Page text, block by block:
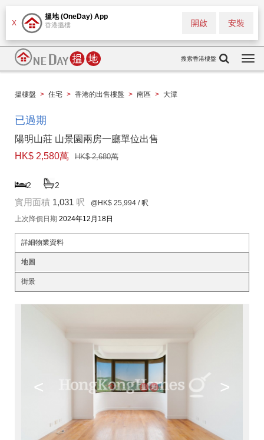
X
搵地 (OneDay) App
香港搵樓 安裝
開啟
搜索香港樓盤
搵樓盤 > 住宅 > 香港的出售樓盤 > 南區 > 大潭
已過期
陽明山莊 山景園兩房一廳單位出售
HK$ 2,580萬
HK$ 2,680萬
2 2
實用面積 1,031 呎 @HK$ 25,994 / 呎
上次降價日期 2024年12月18日
詳細物業資料
地圖
街景
< >